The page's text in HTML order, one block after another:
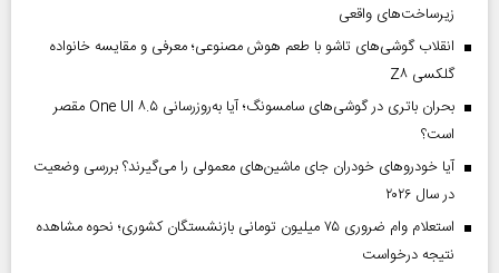
زیرساخت‌های واقعی
انقلاب گوشی‌های تاشو‌ با طعم هوش مصنوعی؛ معرفی و مقایسه خانواده
گلکسی Z۸
بحران باتری در گوشی‌های سامسونگ؛ آیا به‌روزرسانی One UI ۸.۵ مقصر
است؟
آیا خودروهای خودران جای ماشین‌های معمولی را می‌گیرند؟ بررسی وضعیت
در سال ۲۰۲۶
استعلام وام ضروری ۷۵ میلیون تومانی بازنشستگان کشوری؛ نحوه مشاهده
نتیجه درخواست